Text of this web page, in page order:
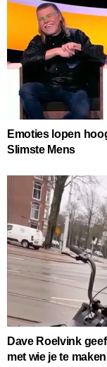
Emoties lopen
Slimste Mens
Dave Roelvink
met wie je te